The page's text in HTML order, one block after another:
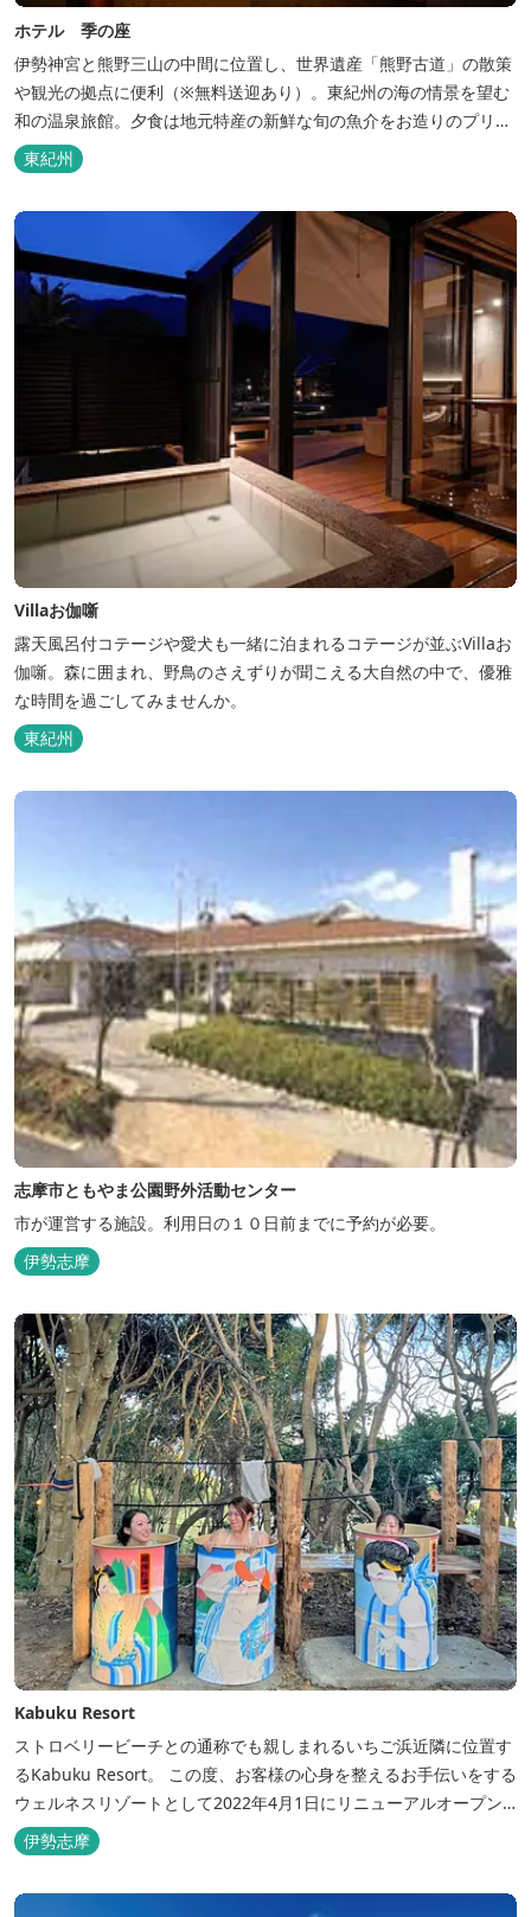
ホテル 季の座
伊勢神宮と熊野三山の中間に位置し、世界遺産「熊野古道」の散策
や観光の拠点に便利（※無料送迎あり）。東紀州の海の情景を望む
和の温泉旅館。夕食は地元特産の新鮮な旬の魚介をお造りのプリフ
ィックが人気の会席料理で。お好みの干物を炭火焼で楽しむ朝食バ
イキングが好評です。お仲間同士、そしてご家族で、さまざまな寛
た温泉大浴場棟には男女別に内湯...
東紀州
Villaお伽噺
露天風呂付コテージや愛犬も一緒に泊まれるコテージが並ぶVillaお
伽噺。森に囲まれ、野鳥のさえずりが聞こえる大自然の中で、優雅
な時間を過ごしてみませんか。
東紀州
志摩市ともやま公園野外活動センター
市が運営する施設。利用日の１０日前までに予約が必要。
伊勢志摩
Kabuku Resort
ストロベリービーチとの通称でも親しまれるいちご浜近隣に位置す
るKabuku Resort。 この度、お客様の心身を整えるお手伝いをする
ウェルネスリゾートとして2022年4月1日にリニューアルオープン
いたしました。 フィンランド式ロウリュテントサウナがご宿泊区画
に1張ずつ付属されたプランが登場。 「ととのう」条件が揃い、さ
らに皆様に楽しんでもらえる空間となりました。 満点の星空の下で
伊勢志摩